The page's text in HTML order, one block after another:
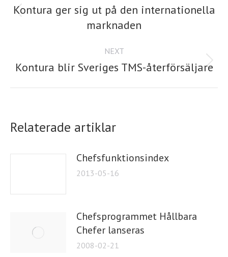
navigation
Previous
post:
Kontura ger sig ut på den internationella
marknaden
NEXT
Next
Kontura blir Sveriges TMS-återförsäljare
Relaterade artiklar
Chefsfunktionsindex
2013-05-16
Chefsprogrammet Hållbara
Chefer lanseras
2008-02-21